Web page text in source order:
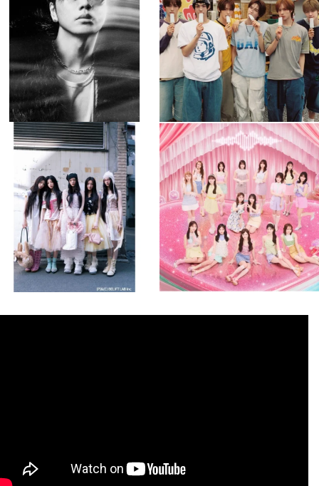
8月 4
110 0
8月 4
5 0
musicjapantv
💡8月特番放送決定！
8月 4
1 0
musicjapantv
💡8月特番放送決定！
...
8月 4
1 0